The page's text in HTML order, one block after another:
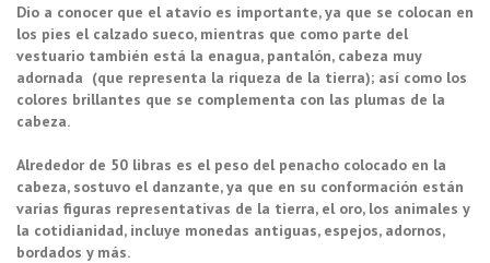
Dio a conocer que el atavío es importante, ya que se colocan en
los pies el calzado sueco, mientras que como parte del
vestuario también está la enagua, pantalón, cabeza muy
adornada (que representa la riqueza de la tierra); así como los
colores brillantes que se complementa con las plumas de la
cabeza.
Alrededor de 50 libras es el peso del penacho colocado en la
cabeza, sostuvo el danzante, ya que en su conformación están
varias figuras representativas de la tierra, el oro, los animales y
la cotidianidad, incluye monedas antiguas, espejos, adornos,
bordados y más.